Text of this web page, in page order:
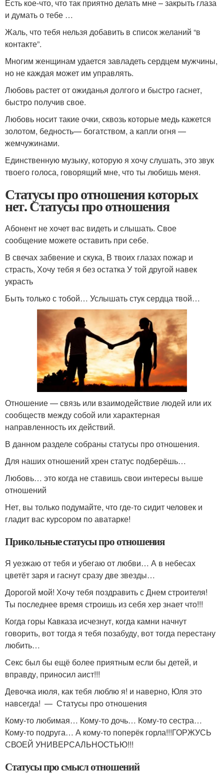
Есть кое-что, что так приятно делать мне – закрыть глаза
и думать о тебе …
Жаль, что тебя нельзя добавить в список желаний “в
контакте”.
Многим женщинам удается завладеть сердцем мужчины,
но не каждая может им управлять.
Любовь растет от ожиданья долгого и быстро гаснет,
быстро получив свое.
Любовь носит такие очки, сквозь которые медь кажется
золотом, бедность— богатством, а капли огня —
жемчужинами.
Единственную музыку, которую я хочу слушать, это звук
твоего голоса, говорящий мне, что ты любишь меня.
Статусы про отношения которых
нет. Статусы про отношения
Абонент не хочет вас видеть и слышать. Свое
сообщение можете оставить при себе.
В свечах забвение и скука, В твоих глазах пожар и
страсть, Хочу тебя я без остатка У той другой навек
украсть
Быть только с тобой… Услышать стук сердца твой…
Отношение — связь или взаимодействие людей или их
сообществ между собой или характерная
направленность их действий.
В данном разделе собраны статусы про отношения.
Для наших отношений хрен статус подберёшь…
Любовь… это когда не ставишь свои интересы выше
отношений
Нет, вы только подумайте, что где-то сидит человек и
гладит вас курсором по аватарке!
Прикольные статусы про отношения
Я уезжаю от тебя и убегаю от любви… А в небесах
цветёт заря и гаснут сразу две звезды…
Дорогой мой! Хочу тебя поздравить с Днем строителя!
Ты последнее время строишь из себя хер знает что!!!
Когда горы Кавказа исчезнут, когда камни начнут
говорить, вот тогда я тебя позабуду, вот тогда перестану
любить…
Секс был бы ещё более приятным если бы детей, и
вправду, приносил аист!!!
Девочка июля, как тебя люблю я! и наверно, Юля это
навсегда! — Статусы про отношения
Кому-то любимая… Кому-то дочь… Кому-то сестра…
Кому-то подруга… А кому-то поперёк горла!!!ГОРЖУСЬ
СВОЕЙ УНИВЕРСАЛЬНОСТЬЮ!!!
Статусы про смысл отношений